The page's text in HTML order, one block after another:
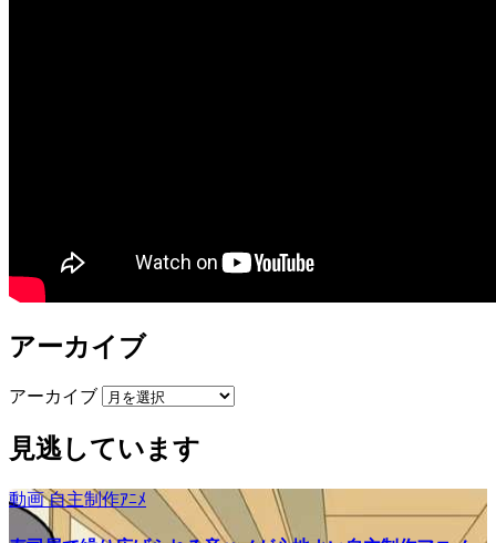
アーカイブ
アーカイブ
見逃しています
動画自主制作ｱﾆﾒ